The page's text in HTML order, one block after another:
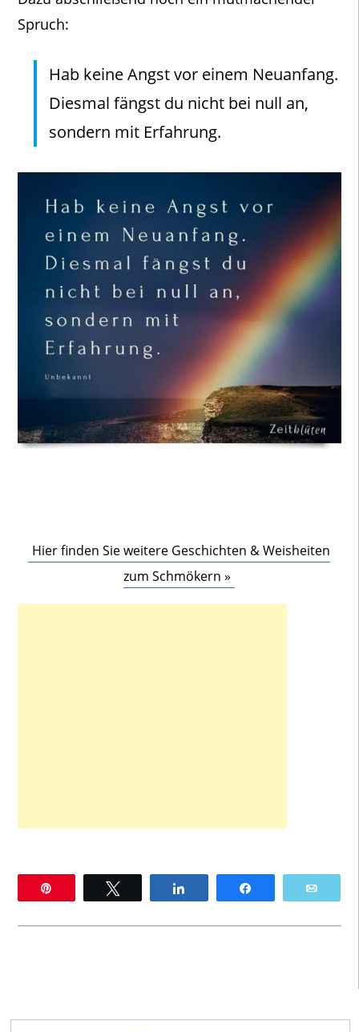
Spruch:
Hab keine Angst vor einem Neuanfang.
Diesmal fängst du nicht bei null an,
sondern mit Erfahrung.
Hier finden Sie weitere Geschichten & Weisheiten
zum Schmökern »